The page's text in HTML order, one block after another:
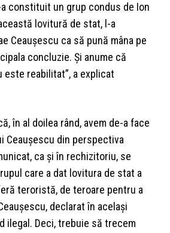
constituit un grup condus de Ion
lovitură de stat, l-a
Ceauşescu ca să pună mâna pe
concluzie. Şi anume că
este reabilitat”, a explicat
în al doilea rând, avem de-a face
Ceauşescu din perspectiva
ca şi în rechizitoriu, se
care a dat lovitura de stat a
teroristă, de teroare pentru a
declarat în acelaşi
ilegal. Deci, trebuie să trecem